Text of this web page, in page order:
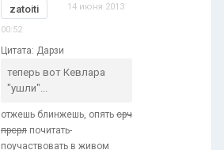
zatoiti 14 июня 2013
00:52
Цитата: Дарзи
теперь вот Кевлара
"ушли"...
отжешь блинжешь, опять срч
прсрл почитать-
поучаствовать в живом